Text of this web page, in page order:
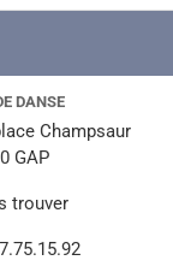
DANSE
Champsaur
GAP
trouver